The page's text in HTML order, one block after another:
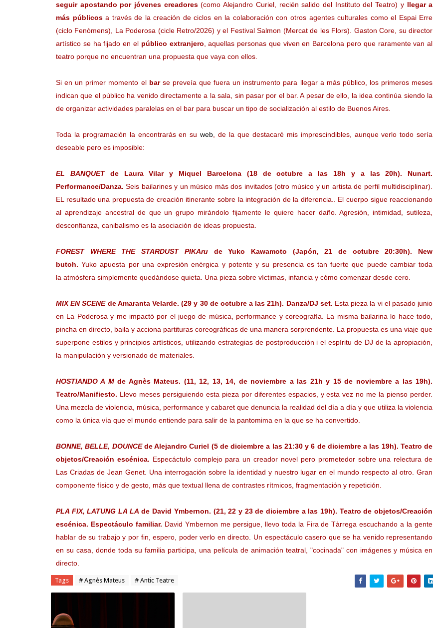
seguir apostando por jóvenes creadores(como Alejandro Curiel, recién salido del Instituto del Teatro) y llegar a
más públicosa través de la creación de ciclos en la colaboración con otros agentes culturales como el Espai Erre
(ciclo Fenòmens), La Poderosa (cicle Retro/2026) y el Festival Salmon (Mercat de les Flors). Gaston Core, su director
artístico se ha fijado en el público extranjero , aquellas personas que viven en Barcelona pero que raramente van al
teatro porque no encuentran una propuesta que vaya con ellos.
Si en un primer momento el barse preveía que fuera un instrumento para llegar a más público, los primeros meses
indican que el público ha venido directamente a la sala, sin pasar por el bar. A pesar de ello, la idea continúa siendo la
de organizar actividades paralelas en el bar para buscar un tipo de socialización al estilo de Buenos Aires.
Toda la programación la encontrarás en suweb , de la que destacaré mis imprescindibles, aunque verlo todo sería
deseable pero es imposible:
EL BANQUETde Laura Vilar y Miquel Barcelona (18 de octubre a las 18h y a las 20h). Nunart.
Performance/Danza.Seis bailarines y un músico más dos invitados (otro músico y un artista de perfil multidisciplinar).
EL resultado una propuesta de creación itinerante sobre la integración de la diferencia.. El cuerpo sigue reaccionando
al aprendizaje ancestral de que un grupo mirándolo fijamente le quiere hacer daño. Agresión, intimidad, sutileza,
desconfianza, canibalismo es la asociación de ideas propuesta.
FOREST WHERE THE STARDUST PIKArude Yuko Kawamoto (Japón, 21 de octubre 20:30h). New
butoh.Yuko apuesta por una expresión enérgica y potente y su presencia es tan fuerte que puede cambiar toda
la atmósfera simplemente quedándose quieta. Una pieza sobre víctimas, infancia y cómo comenzar desde cero.
MIX EN SCENEde Amaranta Velarde. (29 y 30 de octubre a las 21h). Danza/DJ set. Esta pieza la vi el pasado junio
en La Poderosa y me impactó por el juego de música, performance y coreografía. La misma bailarina lo hace todo,
pincha en directo, baila y acciona partituras coreográficas de una manera sorprendente. La propuesta es una viaje que
superpone estilos y principios artísticos, utilizando estrategias de postproducción i el espíritu de DJ de la apropiación,
la manipulación y versionado de materiales.
HOSTIANDO A Mde Agnès Mateus. (11, 12, 13, 14, de noviembre a las 21h y 15 de noviembre a las 19h).
Teatro/Manifiesto. Llevo meses persiguiendo esta pieza por diferentes espacios, y esta vez no me la pienso perder.
Una mezcla de violencia, música, performance y cabaret que denuncia la realidad del día a día y que utiliza la violencia
como la única vía que el mundo entiende para salir de la pantomima en la que se ha convertido.
BONNE, BELLE, DOUNCEde Alejandro Curiel (5 de diciembre a las 21:30 y 6 de diciembre a las 19h). Teatro de
objetos/Creación escénica. Especáctulo complejo para un creador novel pero prometedor sobre una relectura de
Las Criadas de Jean Genet. Una interrogación sobre la identidad y nuestro lugar en el mundo respecto al otro. Gran
componente físico y de gesto, más que textual llena de contrastes rítmicos, fragmentación y repetición.
PLA FIX, LATUNG LA LA de David Ymbernon. (21, 22 y 23 de diciembre a las 19h). Teatro de objetos/Creación
escénica. Espectáculo familiar. David Ymbernon me persigue, llevo toda la Fira de Tàrrega escuchando a la gente
hablar de su trabajo y por fin, espero, poder verlo en directo. Un espectáculo casero que se ha venido representando
en su casa, donde toda su familia participa, una película de animación teatral, "cocinada" con imágenes y música en
directo.
Tags # Agnès Mateus # Antic Teatre